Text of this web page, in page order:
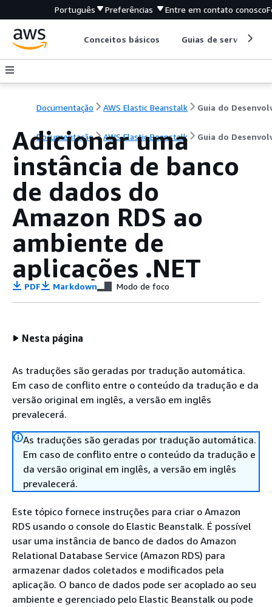
Português Preferências Entre em contato conosco
Conceitos básicos Guias de serviço
Documentação AWS Elastic Beanstalk
Documentação AWS Elastic Beanstalk Guia do
Adicionar uma
instância de banco
de dados do
Amazon RDS ao
ambiente de
aplicações .NET
PDF Markdown Modo de foco
Nesta página
As traduções são geradas por tradução automática.
Em caso de conflito entre o conteúdo da tradução e da
versão original em inglês, a versão em inglês
prevalecerá.
As traduções são geradas por tradução automática.
Em caso de conflito entre o conteúdo da tradução e
da versão original em inglês, a versão em inglês
prevalecerá.
Este tópico fornece instruções para criar o Amazon
RDS usando o console do Elastic Beanstalk. É possível
usar uma instância de banco de dados do Amazon
Relational Database Service (Amazon RDS) para
armazenar dados coletados e modificados pela
aplicação. O banco de dados pode ser acoplado ao seu
ambiente e gerenciado pelo Elastic Beanstalk ou pode